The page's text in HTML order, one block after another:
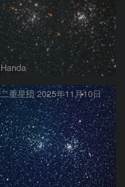
Handa
二重星団 2025年11月10日